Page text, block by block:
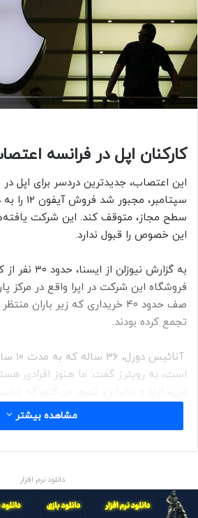
کارکنان اپل در فرانسه
این اعتصاب، جدیدترین دردسر برای اپل
سپتامبر،
سطح مجاز، متوقف کند. این شرکت
این خصوص را قبول ندارد.
به گزارش
فروشگاه این شرکت در اپرا واقع در مرکز
صف حدود ۴۰ خریداری که زیر باران
تجمع کرده بودند.
است، به رویترز گفت: ما هنوز افرادی
از آنچه امروز با ما می‌شود، باشیم.
کرده‌اند. وی افزود: تمام فروشگاه‌های اپل
ماندند اما تعداد کارکنانشان کمتر بود.
مشاهده بیشتر
دانلود نرم افزار